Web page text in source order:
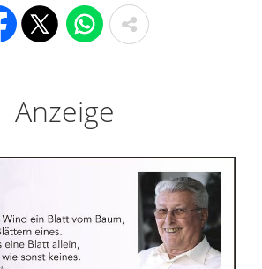
Anzeige